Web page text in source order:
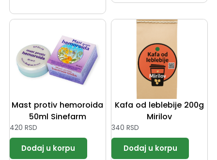
Mast protiv hemoroida
50ml Sinefarm
420 RSD
Kafa od leblebije 200g
Mirilov
340 RSD